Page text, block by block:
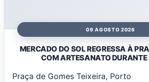
09 AGOSTO 2026
MERCADO DO SOL REGRESSA À
COM ARTESANATO DURANTE
Praça de Gomes Teixeira, Porto